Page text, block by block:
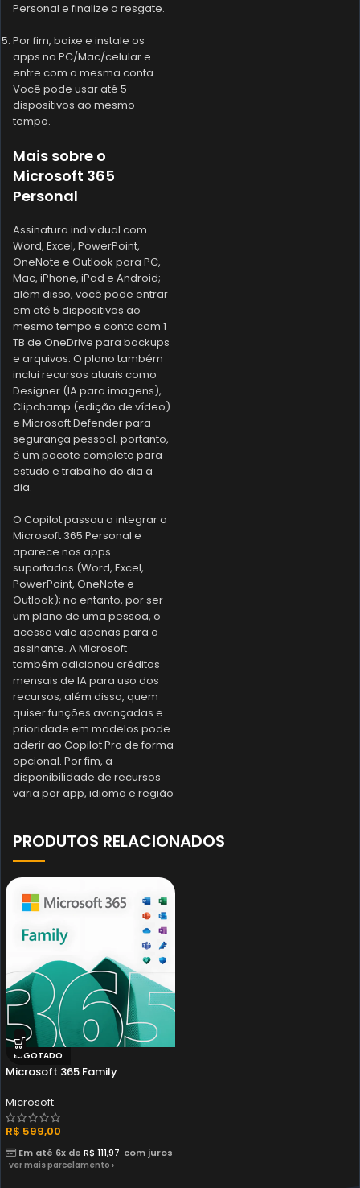
Personal e finalize o resgate.
Por fim, baixe e instale os
apps no PC/Mac/celular e
entre com a mesma conta.
Você pode usar até 5
dispositivos ao mesmo
tempo.
Mais sobre o
Microsoft 365
Personal
Assinatura individual com
Word, Excel, PowerPoint,
OneNote e Outlook para PC,
Mac, iPhone, iPad e Android;
além disso, você pode entrar
em até 5 dispositivos ao
mesmo tempo e conta com 1
TB de OneDrive para backups
e arquivos. O plano também
inclui recursos atuais como
Designer (IA para imagens),
Clipchamp (edição de vídeo)
e Microsoft Defender para
segurança pessoal; portanto,
é um pacote completo para
estudo e trabalho do dia a
dia.
O Copilot passou a integrar o
Microsoft 365 Personal e
aparece nos apps
suportados (Word, Excel,
PowerPoint, OneNote e
Outlook); no entanto, por ser
um plano de uma pessoa, o
acesso vale apenas para o
assinante. A Microsoft
também adicionou créditos
mensais de IA para uso dos
recursos; além disso, quem
quiser funções avançadas e
prioridade em modelos pode
aderir ao Copilot Pro de forma
opcional. Por fim, a
disponibilidade de recursos
varia por app, idioma e região
PRODUTOS RELACIONADOS
ESGOTADO
Microsoft 365 Family
Microsoft
R$ 599,00
Em até 6x de R$ 111,97 com juros
ver mais parcelamento ›